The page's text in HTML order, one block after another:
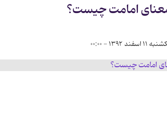
امامت چیست؟
۱۱ اسفند ۱۳۹۲ - ۰۰:۰۰